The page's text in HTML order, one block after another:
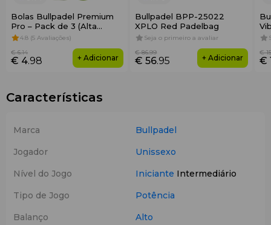
Bolas Bullpadel Premium
Pro – Pack de 3 (Alta
Durabilidade e
4.8 (5 Avaliações)
€ 4.98
€ 6.14
+ Adicionar
Bullpadel BPP-25022
XPLO Red Padelbag
Seja o primeiro a avaliar
€ 56.95
€ 86.99
+ Adicionar €
€ 15
Características
Marca
Bullpadel
Jogador
Unissexo
Nível do Jogo
Iniciante Intermediário
Tipo de Jogo
Potência
Balanço
Alto